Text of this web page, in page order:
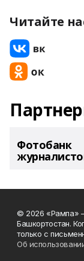
Читайте
Фотобанк
© 2026 «Рампа»
Башкортостан.
только с
Об